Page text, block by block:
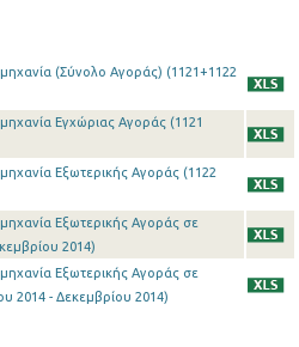
(Σύνολο Αγοράς) (1121+1122
Εγχώριας Αγοράς (1121
Εξωτερικής Αγοράς (1122
Εξωτερικής Αγοράς σε
2014)
Εξωτερικής Αγοράς σε
2014 - Δεκεμβρίου 2014)